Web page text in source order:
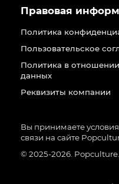
Правовая
Политика
Пользовательское
Политика в
данных
Реквизиты компании
Вы принимаете условия
связи на сайте
© 2025-2026.